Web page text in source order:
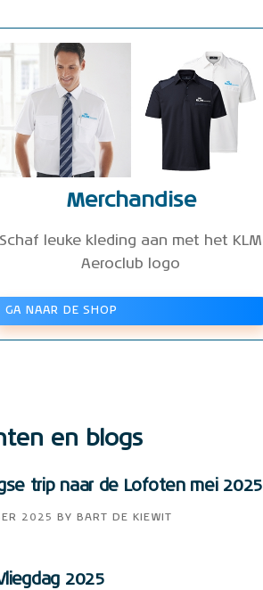
Merchandise
Schaf leuke kleding aan met het KLM
Aeroclub logo
GA NAAR DE SHOP
en blogs
trip naar de Lofoten mei 2025
2025 BY BART DE KIEWIT
2025